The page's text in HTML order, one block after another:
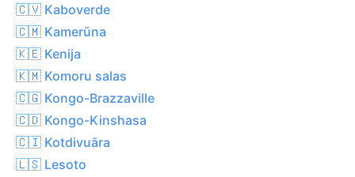
🇨🇻 Kaboverde
🇨🇲 Kamerūna
🇰🇪 Kenija
🇰🇲 Komoru salas
🇨🇬 Kongo-Brazzaville
🇨🇩 Kongo-Kinshasa
🇨🇮 Kotdivuāra
🇱🇸 Lesoto